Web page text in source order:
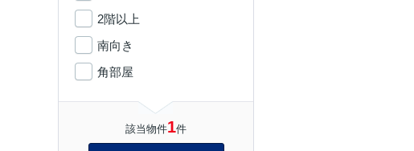
2階以上
南向き
角部屋
該当物件1件